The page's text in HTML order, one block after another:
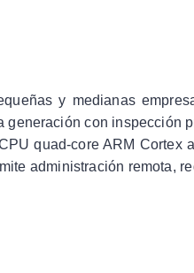
y medianas
con inspección
quad-core ARM
administración remota,